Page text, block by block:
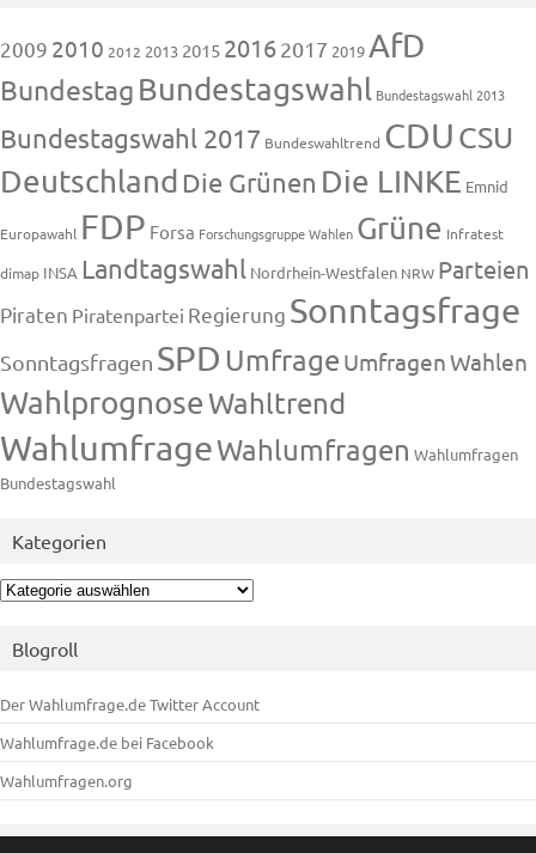
2009 2010 2012 2013 2015 20162017 2019AfD
Bundestag Bundestagswahl Bundestagswahl 2013
Bundestagswahl 2017 Bundeswahltrend CDUCSU
Deutschland Die Grünen Die LINKE Emnid
Europawahl FDP Forsa Forschungsgruppe Wahlen Grüne Infratest
dimap INSA Landtagswahl Nordrhein-Westfalen NRW Parteien
Piraten Piratenpartei Regierung Sonntagsfrage
Sonntagsfragen SPD Umfrage UmfragenWahlen
WahlprognoseWahltrend
WahlumfrageWahlumfragen Wahlumfragen
Bundestagswahl
Kategorien
Kategorien
Blogroll
Der Wahlumfrage.de Twitter Account
Wahlumfrage.de bei Facebook
Wahlumfragen.org